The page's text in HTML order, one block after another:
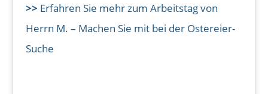
>> Erfahren Sie mehr zum Arbeitstag von
Herrn M. – Machen Sie mit bei der Ostereier-
Suche